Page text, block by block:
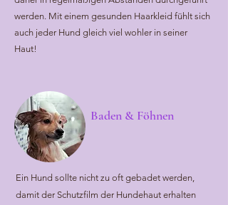
werden. Mit einem gesunden Haarkleid fühlt sich
auch jeder Hund gleich viel wohler in seiner
Haut!
Baden & Föhnen
Ein Hund sollte nicht zu oft gebadet werden,
damit der Schutzfilm der Hundehaut erhalten